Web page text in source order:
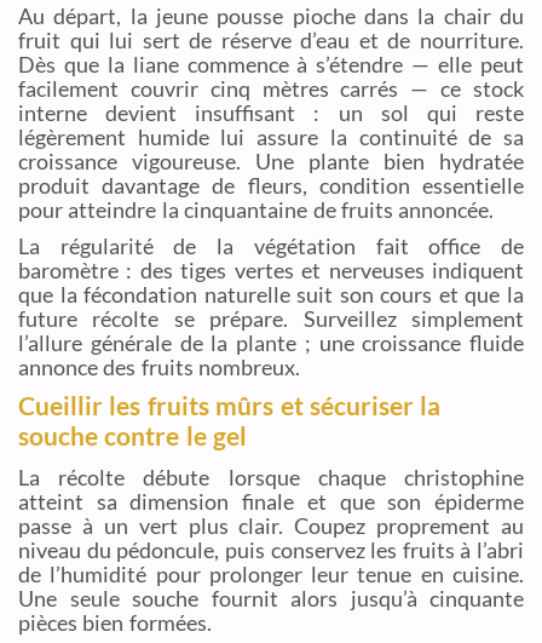
Au départ, la jeune pousse pioche dans la chair du
fruit qui lui sert de réserve d’eau et de nourriture.
Dès que la liane commence à s’étendre — elle peut
facilement couvrir cinq mètres carrés — ce stock
interne devient insuffisant : un sol qui reste
légèrement humide lui assure la continuité de sa
croissance vigoureuse. Une plante bien hydratée
produit davantage de fleurs, condition essentielle
pour atteindre la cinquantaine de fruits annoncée.
La régularité de la végétation fait office de
baromètre : des tiges vertes et nerveuses indiquent
que la fécondation naturelle suit son cours et que la
future récolte se prépare. Surveillez simplement
l’allure générale de la plante ; une croissance fluide
annonce des fruits nombreux.
Cueillir les fruits mûrs et sécuriser la
souche contre le gel
La récolte débute lorsque chaque christophine
atteint sa dimension finale et que son épiderme
passe à un vert plus clair. Coupez proprement au
niveau du pédoncule, puis conservez les fruits à l’abri
de l’humidité pour prolonger leur tenue en cuisine.
Une seule souche fournit alors jusqu’à cinquante
pièces bien formées.